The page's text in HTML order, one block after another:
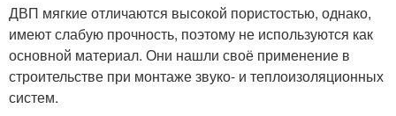
ДВП мягкие отличаются высокой пористостью, однако,
имеют слабую прочность, поэтому не используются как
основной материал. Они нашли своё применение в
строительстве при монтаже звуко- и теплоизоляционных
систем.